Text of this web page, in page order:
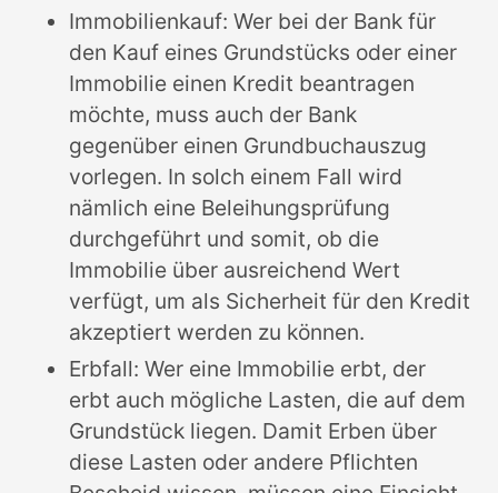
Immobilienkauf: Wer bei der Bank für
den Kauf eines Grundstücks oder einer
Immobilie einen Kredit beantragen
möchte, muss auch der Bank
gegenüber einen Grundbuchauszug
vorlegen. In solch einem Fall wird
nämlich eine Beleihungsprüfung
durchgeführt und somit, ob die
Immobilie über ausreichend Wert
verfügt, um als Sicherheit für den Kredit
akzeptiert werden zu können.
Erbfall: Wer eine Immobilie erbt, der
erbt auch mögliche Lasten, die auf dem
Grundstück liegen. Damit Erben über
diese Lasten oder andere Pflichten